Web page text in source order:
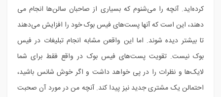
کرده‌اید. آنچه را می‌شنوم که بسیاری از صاحبان سالن‌ها انجام می
دهند، این است که آنها پست‌های فیس بوک خود را افزایش می‌دهند
تا بیشتر دیده شوند. اما این واقعن مشابه انجام تبلیغات در فیس
بوک نیست. تقویت پست‌های فیس بوک در واقع فقط برای شما
لایک‌ها و نظرات را در پی خواهد داشت و اگر خوش شانس باشید،
احتمالن یک مشتری جدید نیز پیدا کند. آنچه من در مورد آن صحبت